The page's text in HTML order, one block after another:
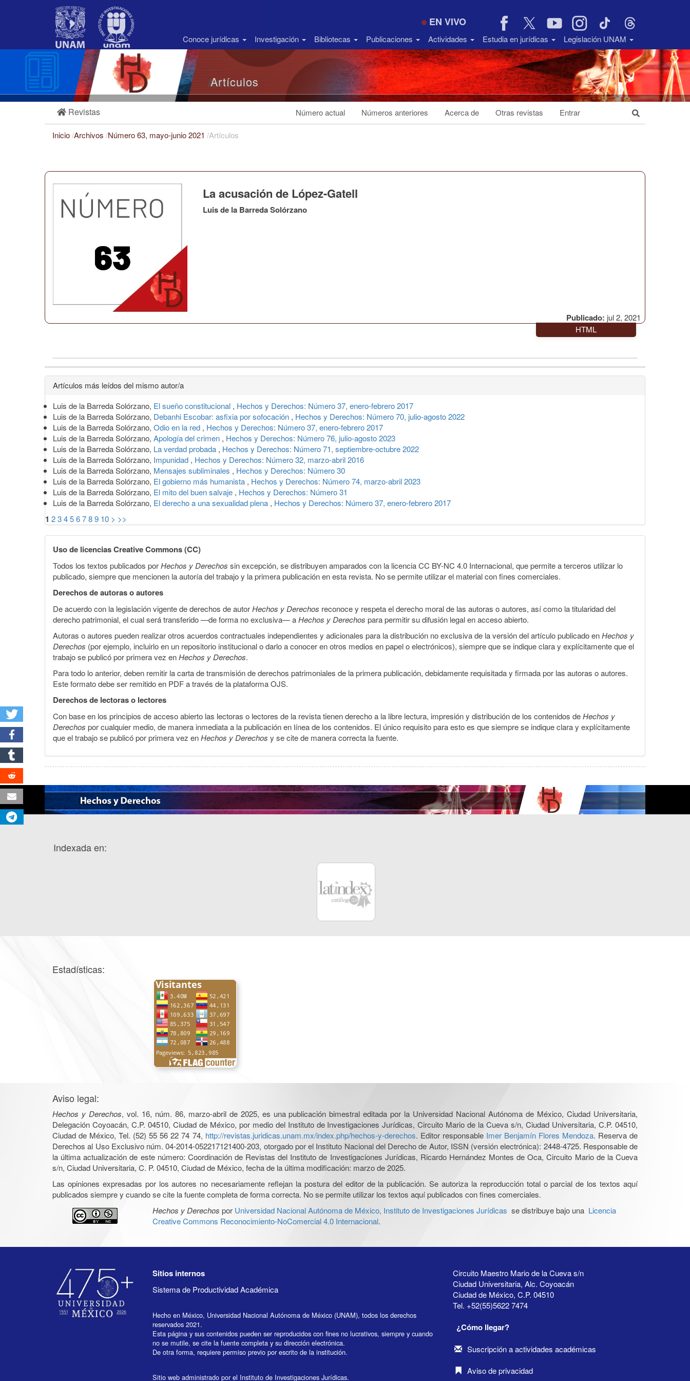
Barra
EN VIVO
Conoce jurídicas Investigación Bibliotecas Publicaciones Actividades Estudia en jurídicas Legislación UNAM
Artículos
Revistas Número actual Números anteriores Acerca de Otras revistas Entrar
Inicio/Archivos /Número 63, mayo-junio 2021 /Artículos
Publicado: jul 2, 2021
La acusación de López-Gatell
Luis de la Barreda Solórzano
HTML
Detalles
del
artículo
Artículos más leídos del mismo autor/a
Luis de la Barreda Solórzano, El sueño constitucional , Hechos y Derechos: Número 37, enero-febrero 2017
Luis de la Barreda Solórzano, Debanhi Escobar: asfixia por sofocación , Hechos y Derechos: Número 70, julio-agosto 2022
Luis de la Barreda Solórzano, Odio en la red , Hechos y Derechos: Número 37, enero-febrero 2017
Luis de la Barreda Solórzano, Apología del crimen , Hechos y Derechos: Número 76, julio-agosto 2023
Luis de la Barreda Solórzano, La verdad probada , Hechos y Derechos: Número 71, septiembre-octubre 2022
Luis de la Barreda Solórzano, Impunidad , Hechos y Derechos: Número 32, marzo-abril 2016
Luis de la Barreda Solórzano, Mensajes subliminales , Hechos y Derechos: Número 30
Luis de la Barreda Solórzano, El gobierno más humanista , Hechos y Derechos: Número 74, marzo-abril 2023
Luis de la Barreda Solórzano, El mito del buen salvaje , Hechos y Derechos: Número 31
Luis de la Barreda Solórzano, El derecho a una sexualidad plena , Hechos y Derechos: Número 37, enero-febrero 2017
1 23456789 10 > >>
Uso de licencias Creative Commons (CC)
Todos los textos publicados porHechos y Derechos sin excepción, se distribuyen amparados con la licencia CC BY-NC 4.0 Internacional, que permite a terceros utilizar lo
publicado, siempre que mencionen la autoría del trabajo y la primera publicación en esta revista. No se permite utilizar el material con fines comerciales.
Derechos de autoras o autores
De acuerdo con la legislación vigente de derechos de autorHechos y Derechos reconoce y respeta el derecho moral de las autoras o autores, así como la titularidad del
derecho patrimonial, el cual será transferido —de forma no exclusiva— aHechos y Derechos para permitir su difusión legal en acceso abierto.
Autoras o autores pueden realizar otros acuerdos contractuales independientes y adicionales para la distribución no exclusiva de la versión del artículo publicado enHechos y
Derechos (por ejemplo, incluirlo en un repositorio institucional o darlo a conocer en otros medios en papel o electrónicos), siempre que se indique clara y explícitamente que el
trabajo se publicó por primera vez enHechos y Derechos.
Para todo lo anterior, deben remitir la carta de transmisión de derechos patrimoniales de la primera publicación, debidamente requisitada y firmada por las autoras o autores.
Este formato debe ser remitido en PDF a través de la plataforma OJS.
Derechos de lectoras o lectores
Con base en los principios de acceso abierto las lectoras o lectores de la revista tienen derecho a la libre lectura, impresión y distribución de los contenidos deHechos y
Derechos por cualquier medio, de manera inmediata a la publicación en línea de los contenidos. El único requisito para esto es que siempre se indique clara y explícitamente
que el trabajo se publicó por primera vez enHechos y Derechos y se cite de manera correcta la fuente.
Indexada en:
Estadísticas:
Aviso legal:
Hechos y Derechos, vol. 16, núm. 86, marzo-abril de 2025, es una publicación bimestral editada por la Universidad Nacional Autónoma de México, Ciudad Universitaria,
Delegación Coyoacán, C.P. 04510, Ciudad de México, por medio del Instituto de Investigaciones Jurídicas, Circuito Mario de la Cueva s/n, Ciudad Universitaria, C.P. 04510,
Ciudad de México, Tel. (52) 55 56 22 74 74, http://revistas.juridicas.unam.mx/index.php/hechos-y-derechos. Editor responsable Imer Benjamín Flores Mendoza. Reserva de
Derechos al Uso Exclusivo núm. 04-2014-052217121400-203, otorgado por el Instituto Nacional del Derecho de Autor, ISSN (versión electrónica): 2448-4725. Responsable de
la última actualización de este número: Coordinación de Revistas del Instituto de Investigaciones Jurídicas, Ricardo Hernández Montes de Oca, Circuito Mario de la Cueva
s/n, Ciudad Universitaria, C. P. 04510, Ciudad de México, fecha de la última modificación: marzo de 2025.
Las opiniones expresadas por los autores no necesariamente reflejan la postura del editor de la publicación. Se autoriza la reproducción total o parcial de los textos aquí
publicados siempre y cuando se cite la fuente completa de forma correcta. No se permite utilizar los textos aquí publicados con fines comerciales.
Hechos y Derechos por Universidad Nacional Autónoma de México, Instituto de Investigaciones Jurídicas se distribuye bajo una Licencia
Creative Commons Reconocimiento-NoComercial 4.0 Internacional.
Sitios internos
Sistema de Productividad Académica
Hecho en México, Universidad Nacional Autónoma de México (UNAM), todos los derechos
reservados 2021.
Esta página y sus contenidos pueden ser reproducidos con fines no lucrativos, siempre y cuando
no se mutile, se cite la fuente completa y su dirección electrónica.
De otra forma, requiere permiso previo por escrito de la institución.
Sitio web administrado por el Instituto de Investigaciones Jurídicas.
Circuito Maestro Mario de la Cueva s/n
Ciudad Universitaria, Alc. Coyoacán
Ciudad de México, C.P. 04510
Tel. +52(55)5622 7474
¿Cómo llegar?
Suscripción a actividades académicas
Aviso de privacidad